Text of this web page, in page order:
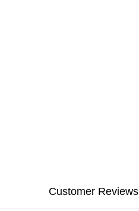
Customer Reviews